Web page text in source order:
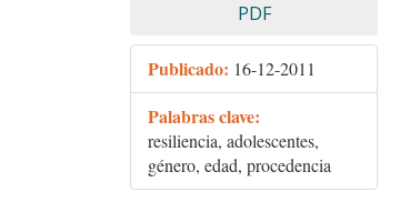
PDF
Publicado: 16-12-2011
Palabras clave:
resiliencia, adolescentes,
género, edad, procedencia